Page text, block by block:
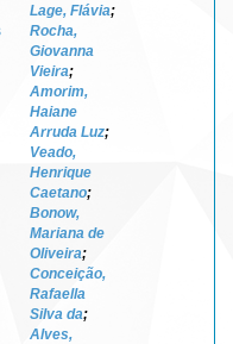
Lage, Flávia;
Rocha,
Giovanna
Vieira;
Amorim,
Haiane
Arruda Luz;
Veado,
Henrique
Caetano;
Bonow,
Mariana de
Oliveira;
Conceição,
Rafaella
Silva da;
Alves,